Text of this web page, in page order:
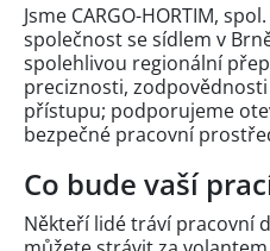
Jsme CARGO-HORTIM,
společnost se sídlem v
spolehlivou regionální
preciznosti,
přístupu; podporujeme
bezpečné pracovní
Co bude vaší
Někteří lidé tráví pracovní